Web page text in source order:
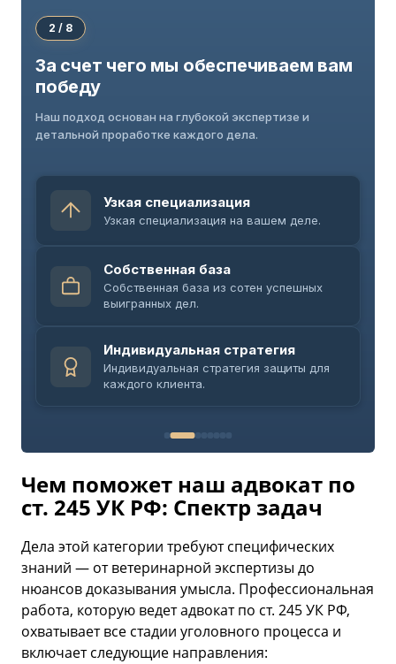
2 / 8
За счет чего мы обеспечиваем вам
победу
Наш подход основан на глубокой экспертизе и
детальной проработке каждого дела.
Узкая специализация
Узкая специализация на вашем деле.
Собственная база
Собственная база из сотен успешных
выигранных дел.
Индивидуальная стратегия
Индивидуальная стратегия защиты для
каждого клиента.
Чем поможет наш адвокат по
ст. 245 УК РФ: Спектр задач
Дела этой категории требуют специфических
знаний — от ветеринарной экспертизы до
нюансов доказывания умысла. Профессиональная
работа, которую ведет адвокат по ст. 245 УК РФ,
охватывает все стадии уголовного процесса и
включает следующие направления: